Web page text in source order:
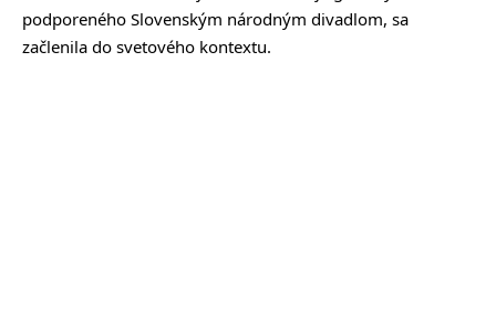
podporeného Slovenským národným divadlom, sa
začlenila do svetového kontextu.